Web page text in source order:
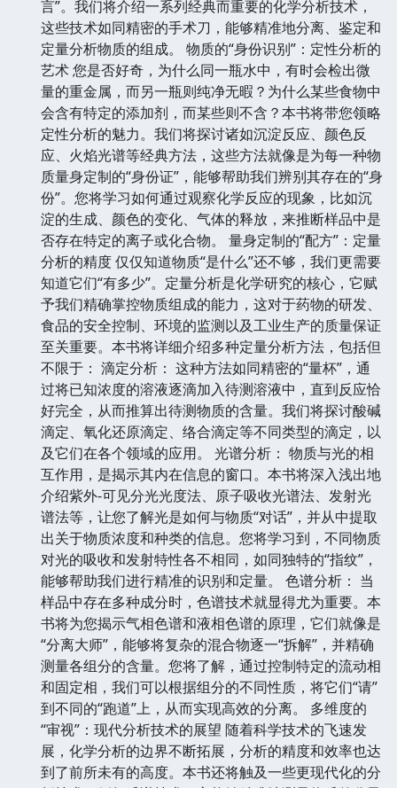
言”。我们将介绍一系列经典而重要的化学分析技术，
这些技术如同精密的手术刀，能够精准地分离、鉴定和
定量分析物质的组成。 物质的“身份识别”：定性分析的
艺术 您是否好奇，为什么同一瓶水中，有时会检出微
量的重金属，而另一瓶则纯净无暇？为什么某些食物中
会含有特定的添加剂，而某些则不含？本书将带您领略
定性分析的魅力。我们将探讨诸如沉淀反应、颜色反
应、火焰光谱等经典方法，这些方法就像是为每一种物
质量身定制的“身份证”，能够帮助我们辨别其存在的“身
份”。您将学习如何通过观察化学反应的现象，比如沉
淀的生成、颜色的变化、气体的释放，来推断样品中是
否存在特定的离子或化合物。 量身定制的“配方”：定量
分析的精度 仅仅知道物质“是什么”还不够，我们更需要
知道它们“有多少”。定量分析是化学研究的核心，它赋
予我们精确掌控物质组成的能力，这对于药物的研发、
食品的安全控制、环境的监测以及工业生产的质量保证
至关重要。本书将详细介绍多种定量分析方法，包括但
不限于： 滴定分析： 这种方法如同精密的“量杯”，通
过将已知浓度的溶液逐滴加入待测溶液中，直到反应恰
好完全，从而推算出待测物质的含量。我们将探讨酸碱
滴定、氧化还原滴定、络合滴定等不同类型的滴定，以
及它们在各个领域的应用。 光谱分析： 物质与光的相
互作用，是揭示其内在信息的窗口。本书将深入浅出地
介绍紫外-可见分光光度法、原子吸收光谱法、发射光
谱法等，让您了解光是如何与物质“对话”，并从中提取
出关于物质浓度和种类的信息。您将学习到，不同物质
对光的吸收和发射特性各不相同，如同独特的“指纹”，
能够帮助我们进行精准的识别和定量。 色谱分析： 当
样品中存在多种成分时，色谱技术就显得尤为重要。本
书将为您揭示气相色谱和液相色谱的原理，它们就像是
“分离大师”，能够将复杂的混合物逐一“拆解”，并精确
测量各组分的含量。您将了解，通过控制特定的流动相
和固定相，我们可以根据组分的不同性质，将它们“请”
到不同的“跑道”上，从而实现高效的分离。 多维度的
“审视”：现代分析技术的展望 随着科学技术的飞速发
展，化学分析的边界不断拓展，分析的精度和效率也达
到了前所未有的高度。本书还将触及一些更现代化的分